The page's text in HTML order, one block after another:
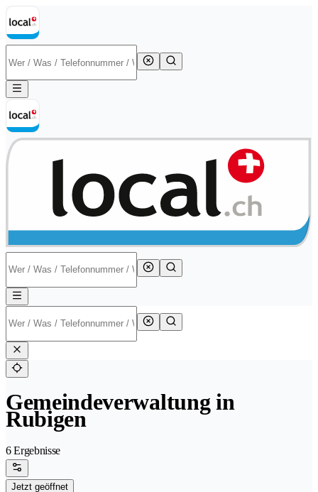
Gemeindeverwaltung in
Rubigen
6 Ergebnisse
Jetzt geöffnet